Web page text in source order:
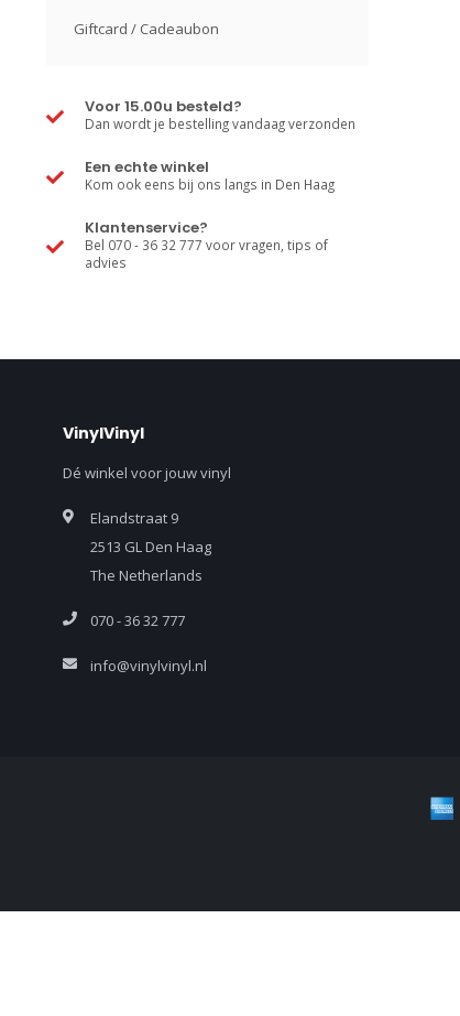
Giftcard / Cadeaubon
Voor 15.00u besteld?
Dan wordt je bestelling vandaag verzonden
Een echte winkel
Kom ook eens bij ons langs in Den Haag
Klantenservice?
Bel 070 - 36 32 777 voor vragen, tips of
advies
VinylVinyl
Dé winkel voor jouw vinyl
Elandstraat 9
2513 GL Den Haag
The Netherlands
070 - 36 32 777
info@vinylvinyl.nl